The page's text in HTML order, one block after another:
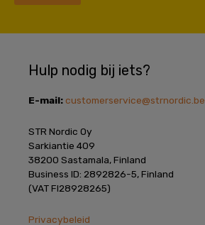
Hulp nodig bij iets?
E-mail:customerservice@strnordic.be
STR Nordic Oy
Sarkiantie 409
38200 Sastamala, Finland
Business ID: 2892826-5, Finland
(VAT FI28928265)
Privacybeleid